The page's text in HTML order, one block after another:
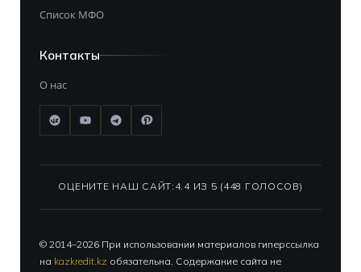
Список МФО
Контакты
О нас
ОЦЕНИТЕ НАШ САЙТ: 4.4 ИЗ 5 (448 ГОЛОСОВ)
© 2014–2026 При использовании материалов гиперссылка
на kazkredit.kz обязательна. Содержание сайта не